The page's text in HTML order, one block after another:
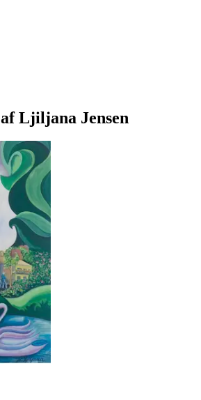
Ljiljana Jensen